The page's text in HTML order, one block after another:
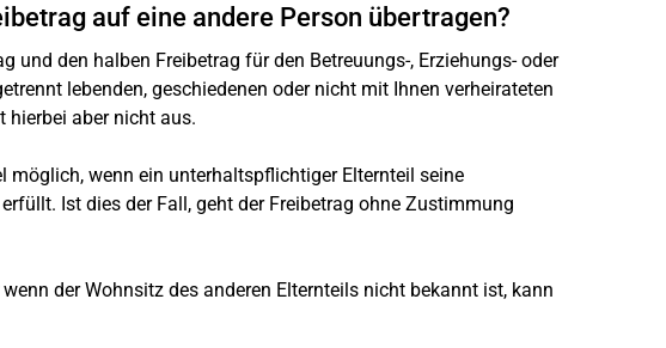
auf eine andere Person übertragen?
und den halben Freibetrag für den Betreuungs-, Erziehungs- oder
lebenden, geschiedenen oder nicht mit Ihnen verheirateten
hierbei aber nicht aus.
möglich, wenn ein unterhaltspflichtiger Elternteil seine
Ist dies der Fall, geht der Freibetrag ohne Zustimmung
der Wohnsitz des anderen Elternteils nicht bekannt ist, kann